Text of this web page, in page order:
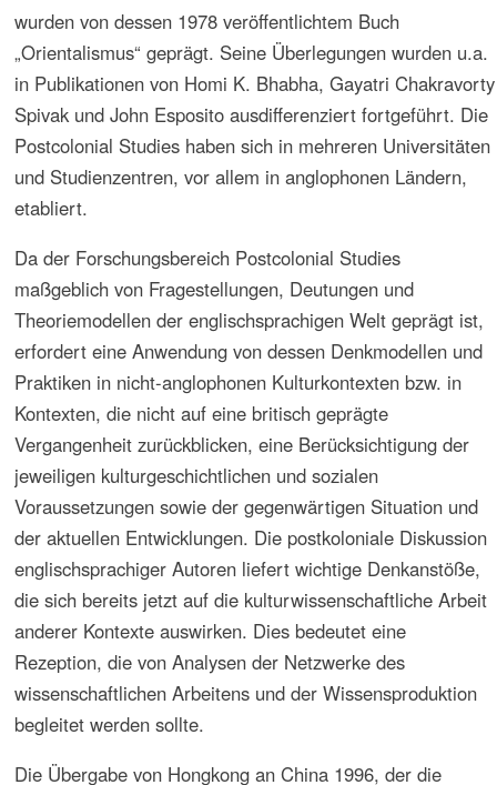
politischen Nationalgeschichte orientieren, bezeichnet die
Kolonialzeit die Epoche, die der Unabhängigkeit des
jeweiligen Landes vorausgeht. Diese Periodisierung führte
in der allgemeinen kultur- und insbesondere
musikgeschichtlichen Betrachtung zur Auffassung einer
epochal definierten Kolonialmusik, ein Begriff, der in der
Musikforschung und im Musikleben unreflektiert verwendet
wird. Oft wurde und wird dieser Begriff der Kolonialmusik
undifferenziert mit dem Barock in Verbindung gebracht.
Bereits 1969, bei einem Festival des Barocks in der Musik,
Weiten betrachtet und in seiner undifferenzierten
Verwobenheit mit dem der Musik der Kolonialzeit diskutiert
wurde, wurde die Kategorisierung des
Forschungsgegenstandes als Kolonialmusik kritisiert und
für eine Auffassung des Kolonialismus als Prozess plädiert.
1973 wurde eine Beobachtungs- und Studienreise in im 19.
Jahrhunderten kolonisierte Gebiete Südbrasiliens vom
Fachbereich Musikethnologie der Musikfakiultät des
Musikinstituts von São Paulo durchgeführt. Der Begriff des
Kolonialen für die Kolonisierungen, die durch europäische
Einwanderer meist nach der Unabhängigkeit
lateinamerikanischer Länder stattfanden, war unter
verschiedenen Aspekten problematisch. Diese Siedlungen
und Regionen entstanden in nachkolonialer Zeit gemäß
Periodisierungskriterien einer Nationalgeschichte, wurden
jedoch als Kolonien in kultur- und sozialwissenschaftlichen
Arbeiten und vor allem in volkskundlichen Studien
darüberhinaus das Selbstbewusstsein bzw. die Identität
der Nachkommen der Einwanderer und wurde
verschiedentlich auch bei der Pflege von Musik- und
Tanztraditionen verwendet und geradezu zur Vermarktung